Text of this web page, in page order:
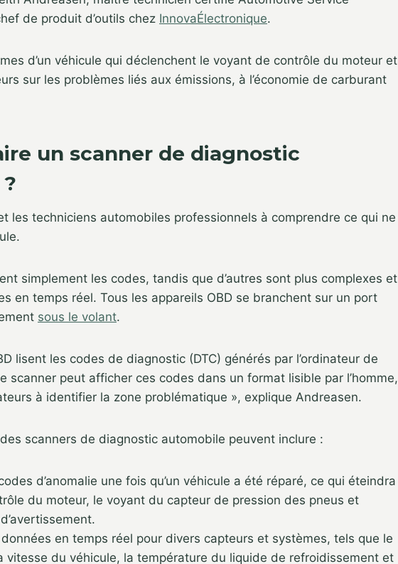
de produit d’outils chez InnovaÉlectronique.
d’un véhicule qui déclenchent le voyant de contrôle du moteur et
sur les problèmes liés aux émissions, à l’économie de carburant
un scanner de diagnostic
les techniciens automobiles professionnels à comprendre ce qui ne
simplement les codes, tandis que d’autres sont plus complexes et
en temps réel. Tous les appareils OBD se branchent sur un port
sous le volant.
lisent les codes de diagnostic (DTC) générés par l’ordinateur de
scanner peut afficher ces codes dans un format lisible par l’homme,
à identifier la zone problématique », explique Andreasen.
scanners de diagnostic automobile peuvent inclure :
d’anomalie une fois qu’un véhicule a été réparé, ce qui éteindra
du moteur, le voyant du capteur de pression des pneus et
en temps réel pour divers capteurs et systèmes, tels que le
vitesse du véhicule, la température du liquide de refroidissement et